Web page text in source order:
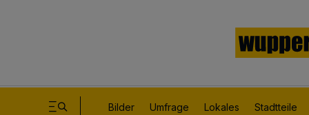
Bilder Umfrage Lokales Stadtteile